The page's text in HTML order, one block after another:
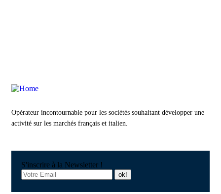
Opérateur incontournable pour les sociétés souhaitant développer une
activité sur les marchés français et italien.
S'inscrire à la Newsletter !